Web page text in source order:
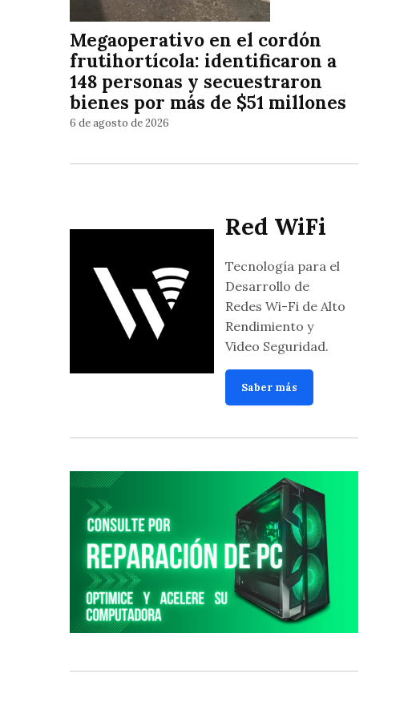
Megaoperativo en el cordón
frutihortícola: identificaron a
148 personas y secuestraron
bienes por más de $51 millones
6 de agosto de 2026
Red WiFi
Tecnología para el
Desarrollo de
Redes Wi-Fi de Alto
Rendimiento y
Video Seguridad.
Saber más